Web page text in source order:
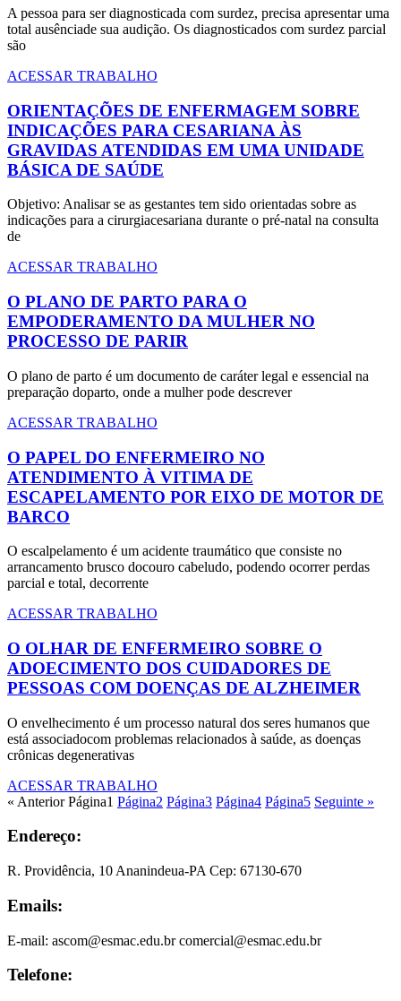
A pessoa para ser diagnosticada com surdez, precisa apresentar uma
total ausênciade sua audição. Os diagnosticados com surdez parcial
são
ACESSAR TRABALHO
ORIENTAÇÕES DE ENFERMAGEM SOBRE
INDICAÇÕES PARA CESARIANA ÀS
GRAVIDAS ATENDIDAS EM UMA UNIDADE
BÁSICA DE SAÚDE
Objetivo: Analisar se as gestantes tem sido orientadas sobre as
indicações para a cirurgiacesariana durante o pré-natal na consulta
de
ACESSAR TRABALHO
O PLANO DE PARTO PARA O
EMPODERAMENTO DA MULHER NO
PROCESSO DE PARIR
O plano de parto é um documento de caráter legal e essencial na
preparação doparto, onde a mulher pode descrever
ACESSAR TRABALHO
O PAPEL DO ENFERMEIRO NO
ATENDIMENTO À VITIMA DE
ESCAPELAMENTO POR EIXO DE MOTOR DE
BARCO
O escalpelamento é um acidente traumático que consiste no
arrancamento brusco docouro cabeludo, podendo ocorrer perdas
parcial e total, decorrente
ACESSAR TRABALHO
O OLHAR DE ENFERMEIRO SOBRE O
ADOECIMENTO DOS CUIDADORES DE
PESSOAS COM DOENÇAS DE ALZHEIMER
O envelhecimento é um processo natural dos seres humanos que
está associadocom problemas relacionados à saúde, as doenças
crônicas degenerativas
ACESSAR TRABALHO
« Anterior Página1 Página2 Página3 Página4 Página5 Seguinte »
Endereço:
R. Providência, 10 Ananindeua-PA Cep: 67130-670
Emails:
E-mail: ascom@esmac.edu.br comercial@esmac.edu.br
Telefone: